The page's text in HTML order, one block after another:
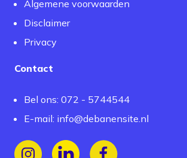
Algemene voorwaarden
Disclaimer
Privacy
Contact
Bel ons: 072 - 5744544
E-mail: info@debanensite.nl